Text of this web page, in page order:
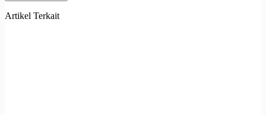
Artikel Terkait